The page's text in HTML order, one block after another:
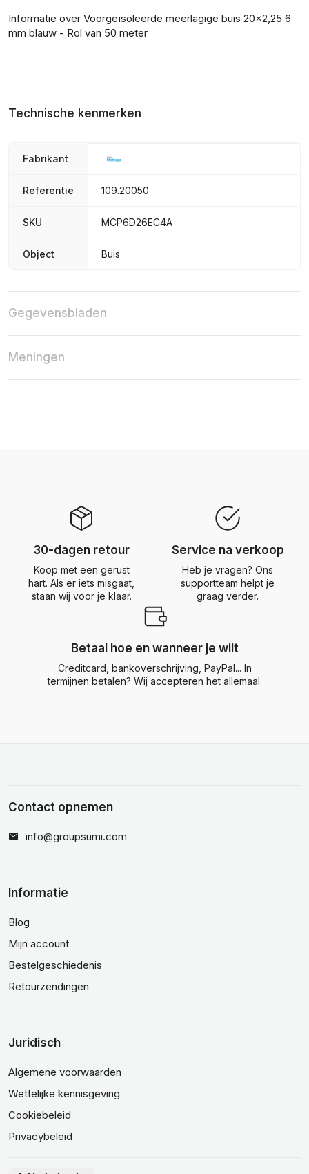
Informatie over Voorgeïsoleerde meerlagige buis 20x2,25 6
mm blauw - Rol van 50 meter
Technische kenmerken
Fabrikant
Referentie 109.20050
SKU MCP6D26EC4A
Object Buis
Gegevensbladen
Meningen
30-dagen retour
Koop met een gerust
hart. Als er iets misgaat,
staan wij voor je klaar.
Service na verkoop
Heb je vragen? Ons
supportteam helpt je
graag verder.
Betaal hoe en wanneer je wilt
Creditcard, bankoverschrijving, PayPal... In
termijnen betalen? Wij accepteren het allemaal.
Contact opnemen
info@groupsumi.com
Informatie
Blog
Mijn account
Bestelgeschiedenis
Retourzendingen
Juridisch
Algemene voorwaarden
Wettelijke kennisgeving
Cookiebeleid
Privacybeleid